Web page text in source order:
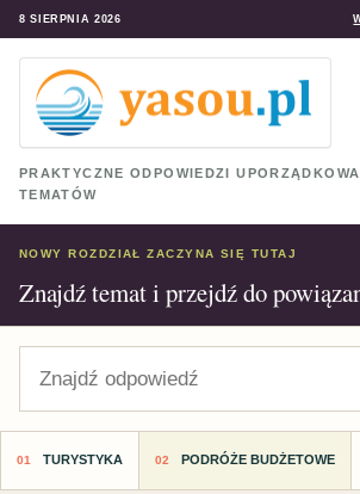
8 SIERPNIA 2026
PRAKTYCZNE ODPOWIEDZI
TEMATÓW
NOWY ROZDZIAŁ ZACZYNA SIĘ TUTAJ
Znajdź temat i przejdź do
TURYSTYKA PODRÓŻE BUDŻETOWE